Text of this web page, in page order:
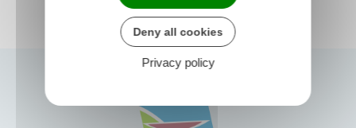
Deny all cookies
Privacy policy